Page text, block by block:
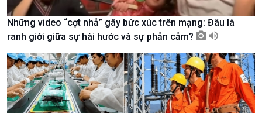
Chuyển đổi Xanh
Tài nguyên và Môi trường
Chuyên gia của bạn
Xã hội chuyển động
Bước chân đến trường
Sống chung với biến đổi
khí hậu
Những video “cợt nhả” gây bức xúc trên mạng: Đâu là
ranh giới giữa sự hài hước và sự phản cảm?